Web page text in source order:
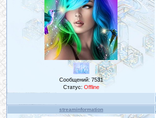
Сообщений: 7531
Статус: Offline
streaminformation